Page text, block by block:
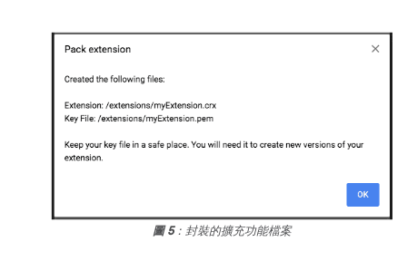
圖 5：封裝的擴充功能檔案